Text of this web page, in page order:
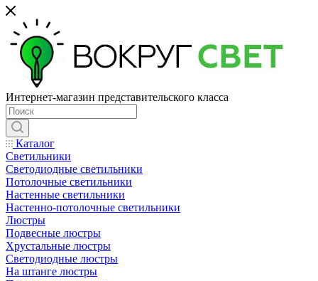
Интернет-магазин представительского класса
Каталог
Светильники
Светодиодные светильники
Потолочные светильники
Настенные светильники
Настенно-потолочные светильники
Люстры
Подвесные люстры
Хрустальные люстры
Светодиодные люстры
На штанге люстры